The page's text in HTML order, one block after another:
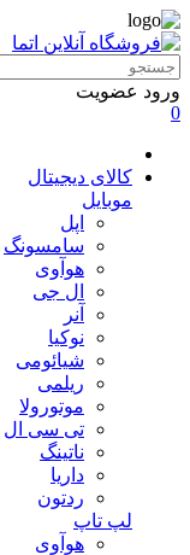
ورود عضویت
0
کالای دیجیتال
موبایل
اپل
سامسونگ
هوآوی
ال جی
آنر
نوکیا
شیائومی
ریلمی
موتورولا
تی سی ال
ناتینگ
داریا
ردتون
لپ تاپ
هوآوی